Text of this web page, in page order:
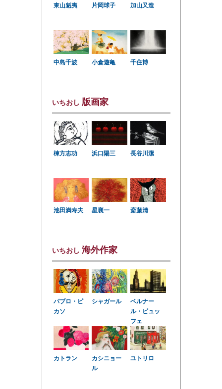
東山魁夷 片岡球子 加山又造
中島千波 小倉遊亀 千住博
いちおし 版画家
棟方志功 浜口陽三 長谷川潔
池田満寿夫 星襄一 斎藤清
いちおし 海外作家
パブロ・ピ
カソ
シャガール
ベルナー
ル・ビュッ
フェ
カトラン
カシニョー
ル
ユトリロ